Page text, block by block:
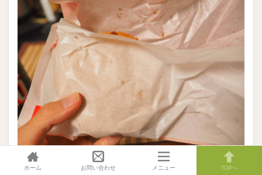
ホーム お問い合わせ メニュー TOPへ